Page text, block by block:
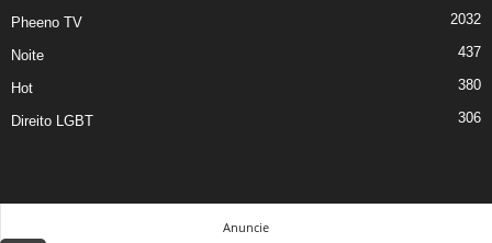
Pheeno TV 2032
Noite 437
Hot 380
Direito LGBT 306
Anuncie